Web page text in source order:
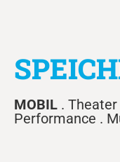
MOBIL . Theater
Performance .